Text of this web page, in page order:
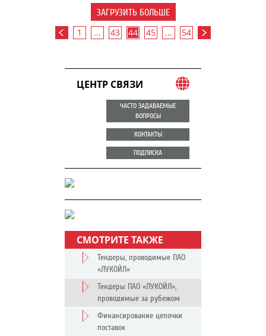
ЗАГРУЗИТЬ БОЛЬШЕ
1 ... 43 44 45 ... 54
ЦЕНТР СВЯЗИ
ЧАСТО ЗАДАВАЕМЫЕ
ВОПРОСЫ
КОНТАКТЫ
ПОДПИСКА
СМОТРИТЕ ТАКЖЕ
Тендеры, проводимые ПАО
«ЛУКОЙЛ»
Тендеры ПАО «ЛУКОЙЛ»,
проводимые за рубежом
Финансирование цепочки
поставок